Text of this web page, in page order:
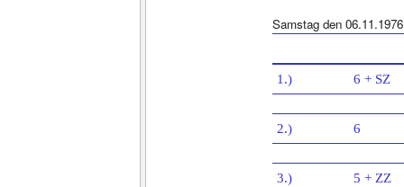
Samstag den 06.11.1976
1.) 6 + SZ
2.) 6
3.) 5 + ZZ